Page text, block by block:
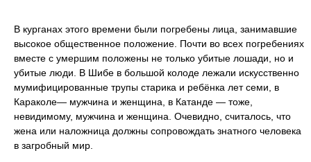
В курганах этого времени были погребены лица, занимавшие
высокое общественное положение. Почти во всех погребениях
вместе с умершим положены не только убитые лошади, но и
убитые люди. В Шибе в большой колоде лежали искусственно
мумифицированные трупы старика и ребёнка лет семи, в
Караколе— мужчина и женщина, в Катанде — тоже,
невидимому, мужчина и женщина. Очевидно, считалось, что
жена или наложница должны сопровождать знатного человека
в загробный мир.